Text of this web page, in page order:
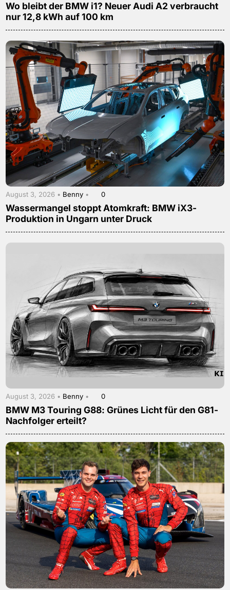
Wo bleibt der BMW i1? Neuer Audi A2 verbraucht
nur 12,8 kWh auf 100 km
August 3, 2026 • Benny • 0
Wassermangel stoppt Atomkraft: BMW iX3-
Produktion in Ungarn unter Druck
August 3, 2026 • Benny • 0
BMW M3 Touring G88: Grünes Licht für den G81-
Nachfolger erteilt?